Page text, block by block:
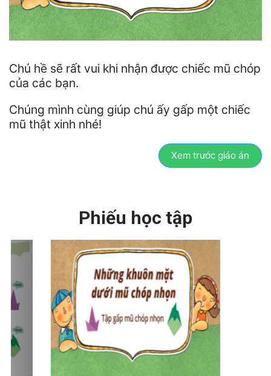
Chú hề sẽ rất vui khi nhận được chiếc mũ chóp
của các bạn.
Chúng mình cùng giúp chú ấy gấp một chiếc
mũ thật xinh nhé!
Xem trước giáo án
Phiếu học tập